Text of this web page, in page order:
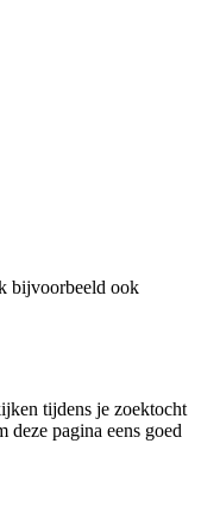
bijvoorbeeld ook
tijdens je zoektocht
pagina eens goed